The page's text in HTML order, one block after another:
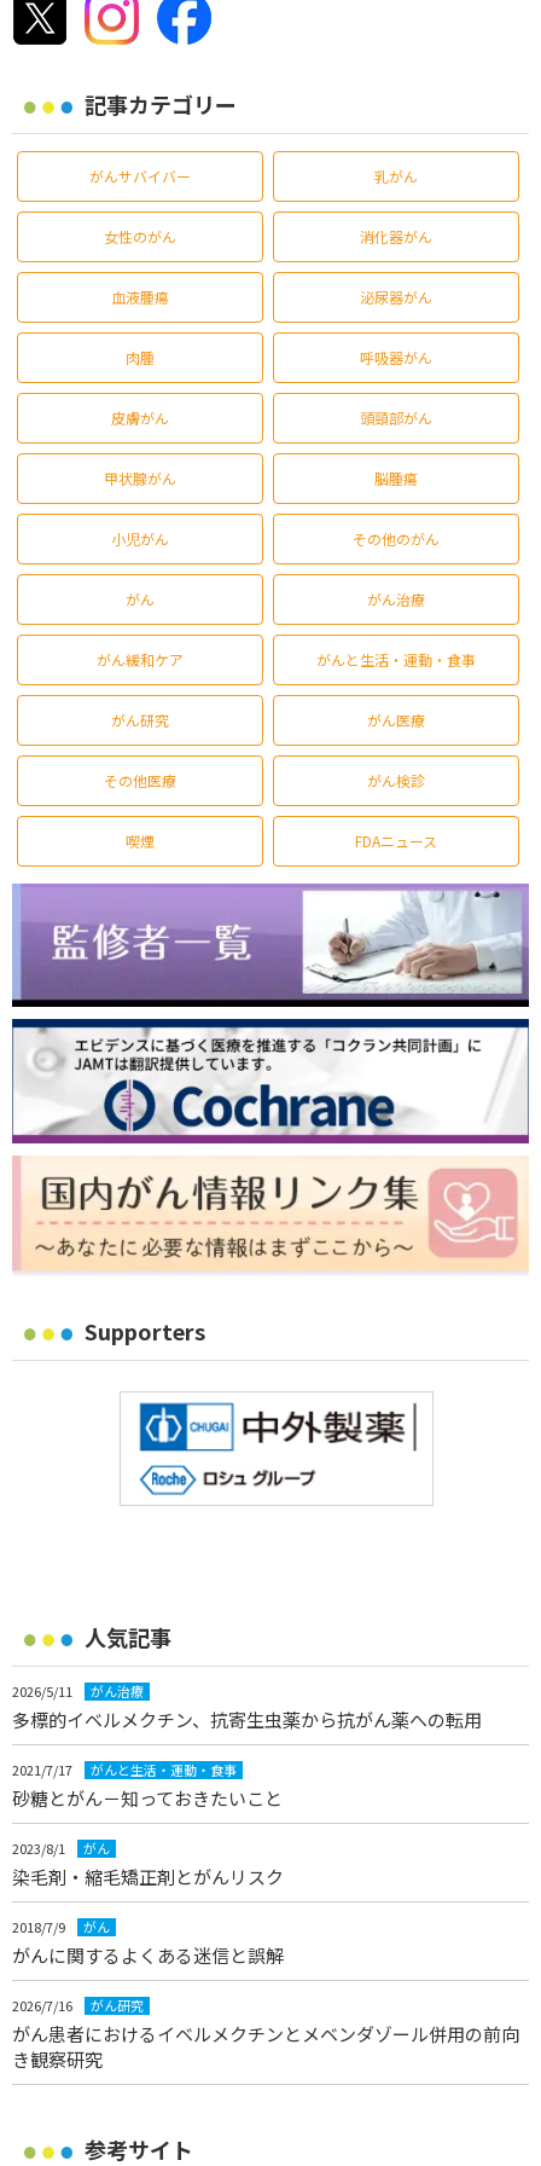
記事カテゴリー
がんサバイバー 乳がん
女性のがん 消化器がん
血液腫瘍 泌尿器がん
肉腫 呼吸器がん
皮膚がん 頭頸部がん
甲状腺がん 脳腫瘍
小児がん その他のがん
がん がん治療
がん緩和ケア がんと生活・運動・食事
がん研究 がん医療
その他医療 がん検診
喫煙 FDAニュース
Supporters
人気記事
2026/5/11 がん治療
多標的イベルメクチン、抗寄生虫薬から抗がん薬への転用
2021/7/17 がんと生活・運動・食事
砂糖とがん－知っておきたいこと
2023/8/1 がん
染毛剤・縮毛矯正剤とがんリスク
2018/7/9 がん
がんに関するよくある迷信と誤解
2026/7/16 がん研究
がん患者におけるイベルメクチンとメベンダゾール併用の前向
き観察研究
参考サイト